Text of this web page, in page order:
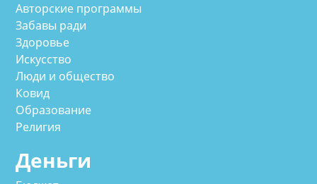
Авторские программы
Забавы ради
Здоровье
Искусство
Люди и общество
Ковид
Образование
Религия
Деньги